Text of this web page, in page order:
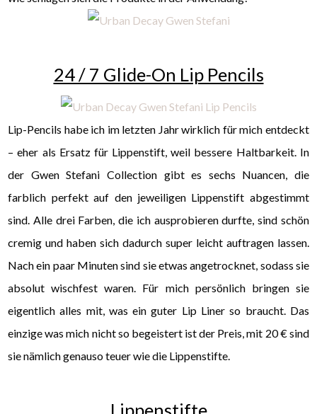
24 / 7 Glide-On Lip Pencils
Lip-Pencils habe ich im letzten Jahr wirklich für mich entdeckt
– eher als Ersatz für Lippenstift, weil bessere Haltbarkeit. In
der Gwen Stefani Collection gibt es sechs Nuancen, die
farblich perfekt auf den jeweiligen Lippenstift abgestimmt
sind. Alle drei Farben, die ich ausprobieren durfte, sind schön
cremig und haben sich dadurch super leicht auftragen lassen.
Nach ein paar Minuten sind sie etwas angetrocknet, sodass sie
absolut wischfest waren. Für mich persönlich bringen sie
eigentlich alles mit, was ein guter Lip Liner so braucht. Das
einzige was mich nicht so begeistert ist der Preis, mit 20 € sind
sie nämlich genauso teuer wie die Lippenstifte.